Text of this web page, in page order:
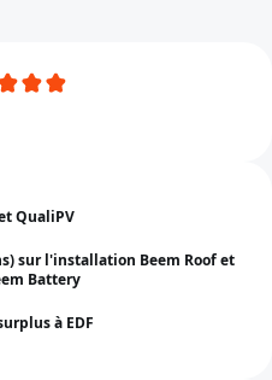
QualiPV
sur l'installation Beem Roof et
Battery
à EDF